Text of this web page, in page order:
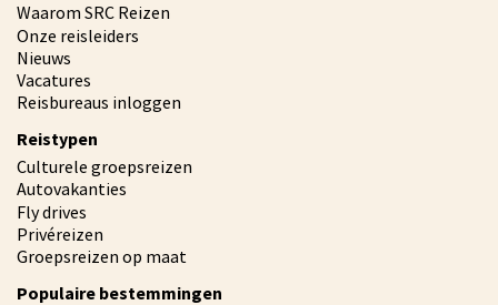
Waarom SRC Reizen
Onze reisleiders
Nieuws
Vacatures
Reisbureaus inloggen
Reistypen
Culturele groepsreizen
Autovakanties
Fly drives
Privéreizen
Groepsreizen op maat
Populaire bestemmingen